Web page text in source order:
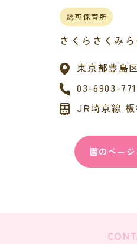
認可保育所
さくらさくみら
東京都豊島
03-6903-
JR埼京線
園のペー